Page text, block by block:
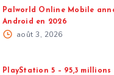
Palworld Online Mobile
Android en 2026
août 3, 2026
PlayStation 5 – 95,3 millions